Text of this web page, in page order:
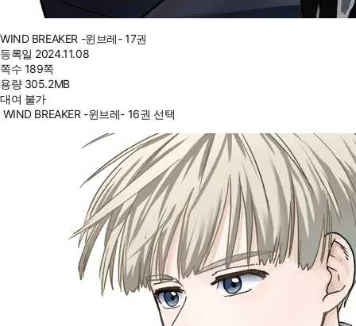
WIND BREAKER -윈브레- 17권
등록일 2024.11.08
쪽수 189쪽
용량 305.2MB
대여 불가
WIND BREAKER -윈브레- 16권 선택